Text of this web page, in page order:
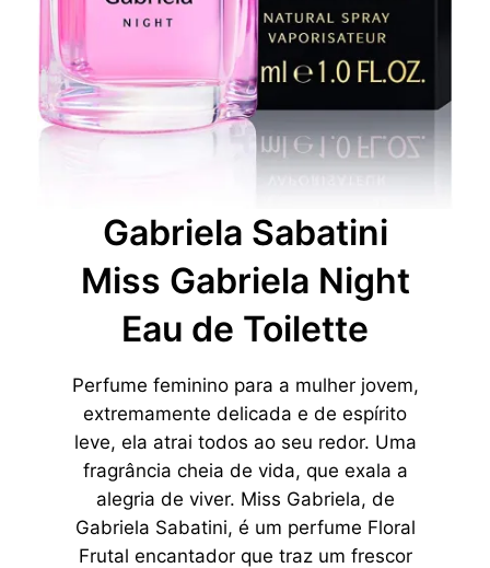
Gabriela Sabatini
Miss Gabriela Night
Eau de Toilette
Perfume feminino para a mulher jovem,
extremamente delicada e de espírito
leve, ela atrai todos ao seu redor. Uma
fragrância cheia de vida, que exala a
alegria de viver. Miss Gabriela, de
Gabriela Sabatini, é um perfume Floral
Frutal encantador que traz um frescor